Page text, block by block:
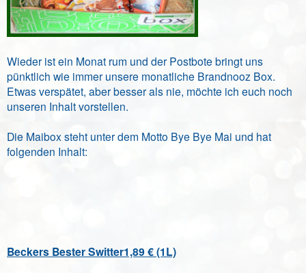
Wieder ist ein Monat rum und der Postbote bringt uns
pünktlich wie immer unsere monatliche Brandnooz Box.
Etwas verspätet, aber besser als nie, möchte ich euch noch
unseren Inhalt vorstellen.
Die Maibox steht unter dem Motto Bye Bye Mai und hat
folgenden Inhalt:
Beckers Bester Switter1,89 € (1L)